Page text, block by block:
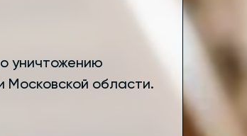
уничтожению
Московской области.